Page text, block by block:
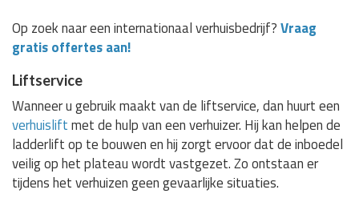
Op zoek naar een internationaal verhuisbedrijf?Vraag
gratis offertes aan!
Liftservice
Wanneer u gebruik maakt van de liftservice, dan huurt een
verhuisliftmet de hulp van een verhuizer. Hij kan helpen de
ladderlift op te bouwen en hij zorgt ervoor dat de inboedel
veilig op het plateau wordt vastgezet. Zo ontstaan er
tijdens het verhuizen geen gevaarlijke situaties.